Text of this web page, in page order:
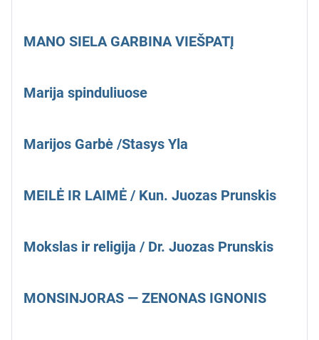
MANO SIELA GARBINA VIEŠPATĮ
Marija spinduliuose
Marijos Garbė /Stasys Yla
MEILĖ IR LAIMĖ / Kun. Juozas Prunskis
Mokslas ir religija / Dr. Juozas Prunskis
MONSINJORAS — ZENONAS IGNONIS